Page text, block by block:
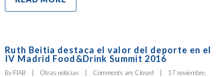
Ruth Beitia destaca el valor del deporte en el
IV Madrid Food&Drink Summit 2016
By FIAB Otras noticias Comments are Closed
17 noviembre,